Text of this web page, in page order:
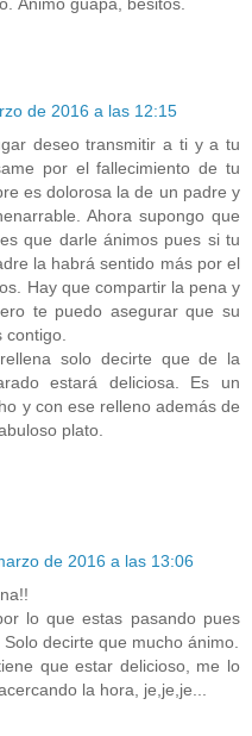
Ánimo guapa, besitos.
de 2016 a las 12:15
deseo transmitir a ti y a tu
por el fallecimiento de tu
es dolorosa la de un padre y
Ahora supongo que
que darle ánimos pues si tu
la habrá sentido más por el
Hay que compartir la pena y
te puedo asegurar que su
contigo.
solo decirte que de la
estará deliciosa. Es un
y con ese relleno además de
plato.
de 2016 a las 13:06
lo que estas pasando pues
decirte que mucho ánimo.
que estar delicioso, me lo
la hora, je,je,je...